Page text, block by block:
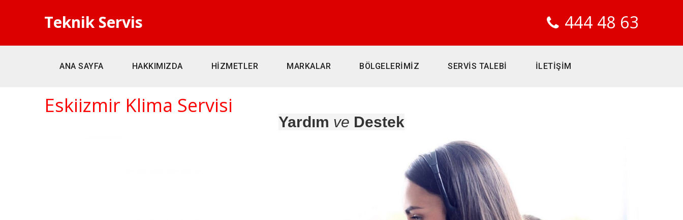
Teknik Servis 444 48 63
ANA SAYFA HAKKIMIZDA HİZMETLER MARKALAR BÖLGELERİMİZ SERVİS TALEBİ İLETİŞİM
Eskiizmir Klima Servisi
Yardım ve Destek